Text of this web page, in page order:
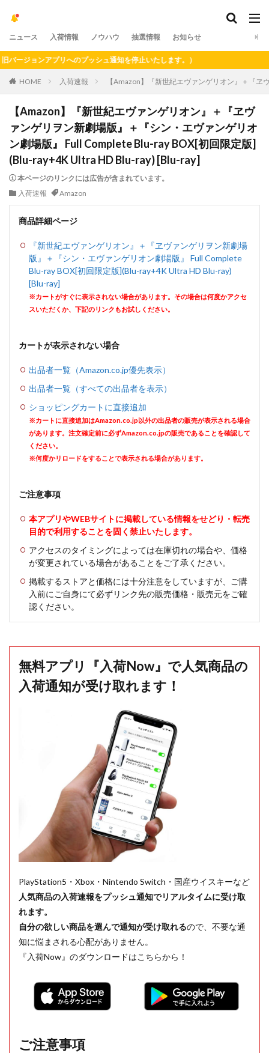
ニュース 入荷情報 ノウハウ 抽選情報 お知らせ
ョンアプリへのプッシュ通知を停止いたします。）
HOME 入荷速報 【Amazon】『新世紀エヴァンゲリオン』＋『
【Amazon】『新世紀エヴァンゲリオン』＋『ヱヴ
ァンゲリヲン新劇場版』＋『シン・エヴァンゲリオ
ン劇場版』 Full Complete Blu-ray BOX[初回限定版]
(Blu-ray+4K Ultra HD Blu-ray) [Blu-ray]
本ページのリンクには広告が含まれています。
入荷速報
Amazon
商品詳細ページ
『新世紀エヴァンゲリオン』＋『ヱヴァンゲリヲン新劇場
版』＋『シン・エヴァンゲリオン劇場版』 Full Complete
Blu-ray BOX[初回限定版](Blu-ray+4K Ultra HD Blu-ray)
[Blu-ray]
※カートがすぐに表示されない場合があります。その場合は何度かアクセ
スいただくか、下記のリンクもお試しください。
カートが表示されない場合
出品者一覧（Amazon.co.jp優先表示）
出品者一覧（すべての出品者を表示）
ショッピングカートに直接追加
※カートに直接追加はAmazon.co.jp以外の出品者の販売が表示される場合
があります。注文確定前に必ずAmazon.co.jpの販売であることを確認して
ください。
※何度かリロードをすることで表示される場合があります。
ご注意事項
本アプリやWEBサイトに掲載している情報をせどり・転売
目的で利用することを固く禁止いたします。
アクセスのタイミングによっては在庫切れの場合や、価格
が変更されている場合があることをご了承ください。
掲載するストアと価格には十分注意をしていますが、ご購
入前にご自身にて必ずリンク先の販売価格・販売元をご確
認ください。
無料アプリ『入荷Now』で人気商品の
入荷通知が受け取れます！
PlayStation5・Xbox・Nintendo Switch・国産ウイスキーなど
人気商品の入荷速報をプッシュ通知でリアルタイムに受け取
れます。
自分の欲しい商品を選んで通知が受け取れるので、不要な通
知に悩まされる心配がありません。
『入荷Now』のダウンロードはこちらから！
ご注意事項